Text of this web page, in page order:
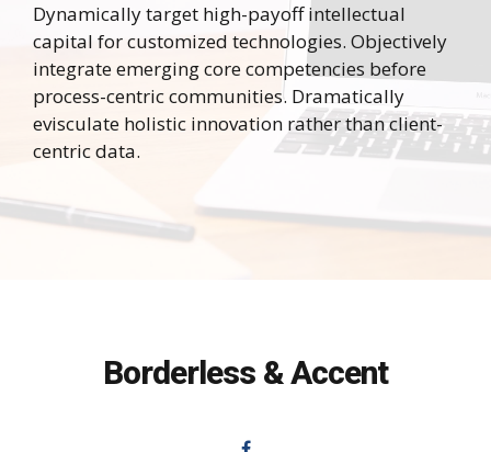
Dynamically target high-payoff intellectual
capital for customized technologies. Objectively
integrate emerging core competencies before
process-centric communities. Dramatically
evisculate holistic innovation rather than client-
centric data.
Borderless & Accent